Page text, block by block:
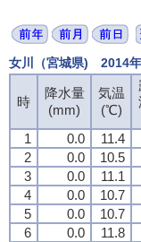
女川（宮城県) 2014年
時
降水量
(mm)
気温
(℃)
1
0.0 11.4
2
0.0 10.5
3
0.0 11.1
4
0.0 10.7
5
0.0 10.7
6
0.0 11.8